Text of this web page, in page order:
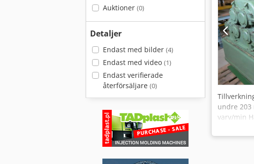
Auktioner (0)
Detaljer
Endast med bilder (4)
Endast med video (1)
Endast verifierade
återförsäljare (0)
undre 203
varv/min